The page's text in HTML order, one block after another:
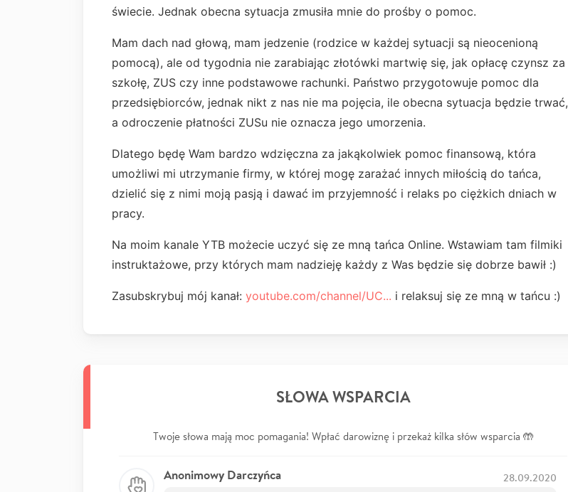
świecie. Jednak obecna sytuacja zmusiła mnie do prośby o pomoc.
Mam dach nad głową, mam jedzenie (rodzice w każdej sytuacji są nieocenioną
pomocą), ale od tygodnia nie zarabiając złotówki martwię się, jak opłacę czynsz za
szkołę, ZUS czy inne podstawowe rachunki. Państwo przygotowuje pomoc dla
przedsiębiorców, jednak nikt z nas nie ma pojęcia, ile obecna sytuacja będzie trwać,
a odroczenie płatności ZUSu nie oznacza jego umorzenia.
Dlatego będę Wam bardzo wdzięczna za jakąkolwiek pomoc finansową, która
umożliwi mi utrzymanie firmy, w której mogę zarażać innych miłością do tańca,
dzielić się z nimi moją pasją i dawać im przyjemność i relaks po ciężkich dniach w
pracy.
Na moim kanale YTB możecie uczyć się ze mną tańca Online. Wstawiam tam filmiki
instruktażowe, przy których mam nadzieję każdy z Was będzie się dobrze bawił :)
Zasubskrybuj mój kanał: youtube.com/channel/UC... i relaksuj się ze mną w tańcu :)
SŁOWA WSPARCIA
Twoje słowa mają moc pomagania! Wpłać darowiznę i przekaż kilka słów wsparcia 🤲
Anonimowy Darczyńca 28.09.2020